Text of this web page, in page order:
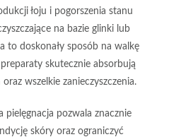
łoju i pogorszenia stanu
na bazie glinki lub
to doskonały sposób na walkę
skutecznie absorbują
wszelkie zanieczyszczenia.
pielęgnacja pozwala znacznie
skóry oraz ograniczyć